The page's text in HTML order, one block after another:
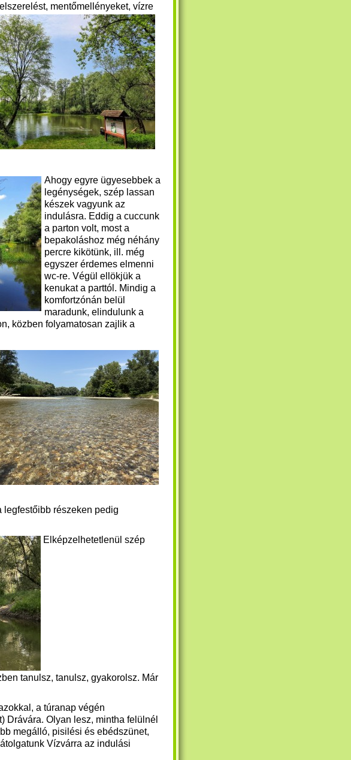
mentőmellényeket, vízre
Ahogy egyre ügyesebbek a
legénységek, szép lassan
készek vagyunk az
indulásra. Eddig a cuccunk
a parton volt, most a
bepakoláshoz még néhány
percre kikötünk, ill. még
egyszer érdemes elmenni
wc-re. Végül ellökjük a
kenukat a parttól. Mindig a
komfortzónán belül
maradunk, elindulunk a
közben folyamatosan zajlik a
legfestőibb részeken pedig
E lképzelhetetlenül szép
tanulsz, tanulsz, gyakorolsz. Már
a túranap végén
Drávára. Olyan lesz, mintha felülnél
megálló, pisilési és ebédszünet,
Vízvárra az indulási